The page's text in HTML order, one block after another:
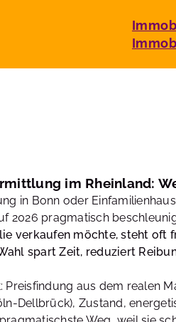
im Rheinland:
in Bonn oder
2026 pragmatisch
verkaufen möchte, steht
spart Zeit, reduziert
Preisfindung aus dem realen
Dellbrück), Zustand,